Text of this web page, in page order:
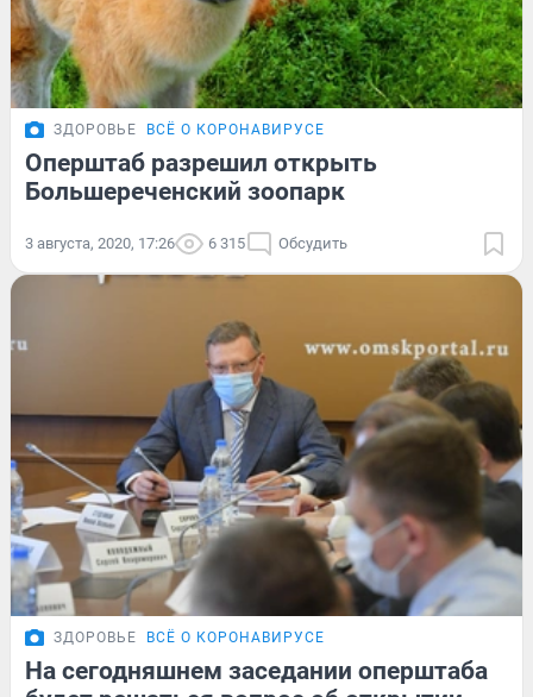
ЗДОРОВЬЕ ВСЁ О КОРОНАВИРУСЕ
Оперштаб разрешил открыть
Большереченский зоопарк
3 августа, 2020, 17:26 6 315 Обсудить
ЗДОРОВЬЕ ВСЁ О КОРОНАВИРУСЕ
На сегодняшнем заседании оперштаба